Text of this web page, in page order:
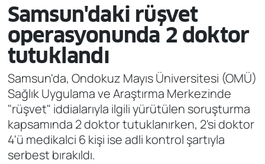
Samsun'daki rüşvet
operasyonunda 2 doktor
tutuklandı
Samsun'da, Ondokuz Mayıs Üniversitesi (OMÜ)
Sağlık Uygulama ve Araştırma Merkezinde
"rüşvet" iddialarıyla ilgili yürütülen soruşturma
kapsamında 2 doktor tutuklanırken, 2'si doktor
4'ü medikalci 6 kişi ise adli kontrol şartıyla
serbest bırakıldı.
Asayiş
Bilim ve Teknoloji
Bölge
Dünya
Ekonomi
Tüm Manşetler
Son Dakika Haberleri
Haber Arşivi